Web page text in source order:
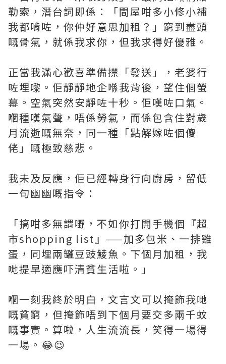
勒索，潛台詞即係：「間屋咁多小修小補
我都啃咗，你仲好意思加租？」窮到盡頭
嘅骨氣，就係我求你，但我求得好優雅。
正當我滿心歡喜準備㩒「發送」，老婆行
咗埋嚟。佢靜靜地企喺我背後，望住個螢
幕。空氣突然安靜咗十秒。佢嘆咗口氣。
嗰種嘆氣聲，唔係勞氣，而係包含住對歲
月流逝嘅無奈，同一種「點解嫁咗個傻
佬」嘅極致慈悲。
我未及反應，佢已經轉身行向廚房，留低
一句幽幽嘅指令：
「搞咁多無謂嘢，不如你打開手機個『超
市shopping list』——加多包米、一排雞
蛋，同埋兩罐豆豉鯪魚。下個月加租，我
哋提早適應吓清貧生活啦。」
嗰一刻我終於明白，文言文可以掩飾我哋
嘅貧窮，但掩飾唔到下個月要交多兩千蚊
嘅事實。算啦，人生流流長，笑得一場得
一場。😂😉